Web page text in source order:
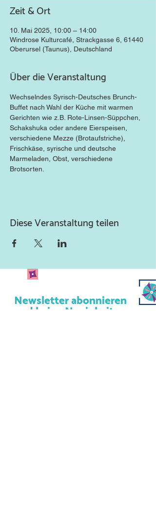
Zeit & Ort
10. Mai 2025, 10:00 – 14:00
Windrose Kulturcafé, Strackgasse 6, 61440
Oberursel (Taunus), Deutschland
Über die Veranstaltung
Wechselndes Syrisch-Deutsches Brunch-
Buffet nach Wahl der Küche mit warmen
Gerichten wie z.B. Rote-Linsen-Süppchen,
Schakshuka oder andere Eierspeisen,
verschiedene Mezze (Brotaufstriche),
Frischkäse, syrische und deutsche
Marmeladen, Obst, verschiedene
Brotsorten.
Diese Veranstaltung teilen
Newsletter abonnieren
und keine Neuigkeiten